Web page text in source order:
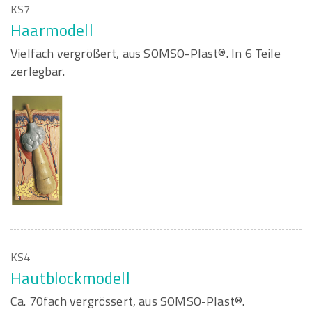
KS7
Haarmodell
Vielfach vergrößert, aus SOMSO-Plast®. In 6 Teile
zerlegbar.
KS4
Hautblockmodell
Ca. 70fach vergrössert, aus SOMSO-Plast®.